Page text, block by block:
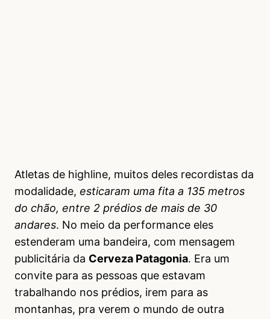
Atletas de highline, muitos deles recordistas da
modalidade, esticaram uma fita a 135 metros
do chão, entre 2 prédios de mais de 30
andares. No meio da performance eles
estenderam uma bandeira, com mensagem
publicitária da Cerveza Patagonia. Era um
convite para as pessoas que estavam
trabalhando nos prédios, irem para as
montanhas, pra verem o mundo de outra